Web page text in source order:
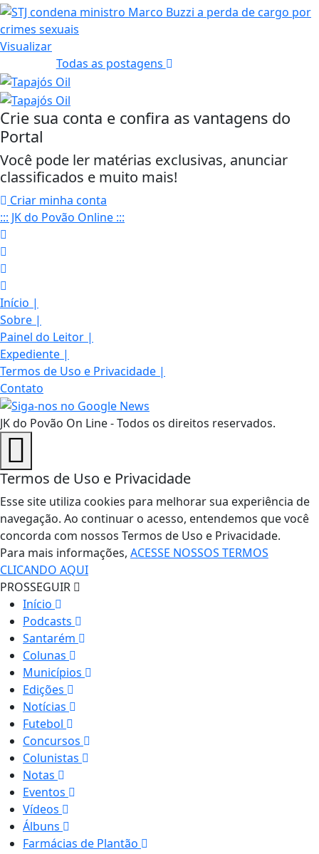
Visualizar
Todas as postagens
Crie sua conta e confira as vantagens do
Portal
Você pode ler matérias exclusivas, anunciar
classificados e muito mais!
Criar minha conta
::: JK do Povão Online :::
Início |
Sobre |
Painel do Leitor |
Expediente |
Termos de Uso e Privacidade |
Contato
JK do Povão On Line - Todos os direitos reservados.
Termos de Uso e Privacidade
Esse site utiliza cookies para melhorar sua experiência de
navegação. Ao continuar o acesso, entendemos que você
concorda com nossos Termos de Uso e Privacidade.
Para mais informações, ACESSE NOSSOS TERMOS
CLICANDO AQUI
PROSSEGUIR
Início
Podcasts
Santarém
Colunas
Municípios
Edições
Notícias
Futebol
Concursos
Colunistas
Notas
Eventos
Vídeos
Álbuns
Farmácias de Plantão